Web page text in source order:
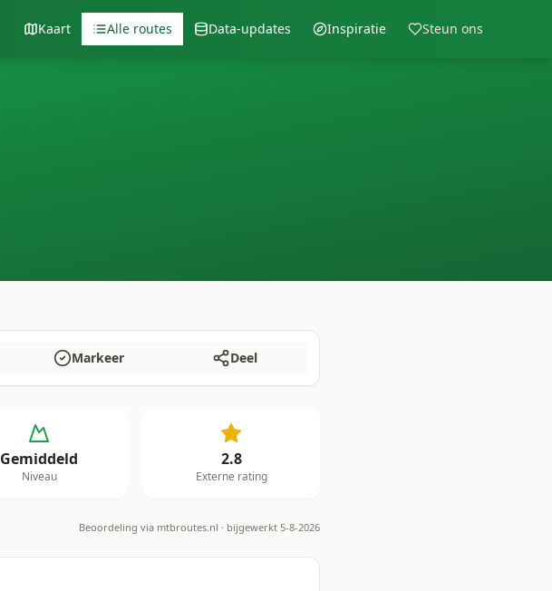
Kaart Alle routes Data-updates Inspiratie Steun ons
Markeer Deel
Gemiddeld
Niveau
2.8
Externe rating
Beoordeling via mtbroutes.nl · bijgewerkt 5-8-2026